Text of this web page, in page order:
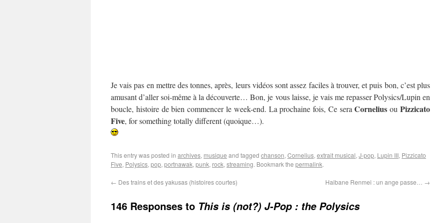
Je vais pas en mettre des tonnes, après, leurs vidéos sont assez faciles à trouver, et puis bon, c’est plus
amusant d’aller soi-même à la découverte… Bon, je vous laisse, je vais me repasser Polysics/Lupin en
boucle, histoire de bien commencer le week-end. La prochaine fois, Ce seraCornelius ouPizzicato
Five, for something totally different (quoique…).
This entry was posted in archives, musique and tagged chanson, Cornelius, extrait musical, J-pop, Lupin III, Pizzicato
Five, Polysics, pop, portnawak, punk, rock, streaming. Bookmark the permalink.
← Des trains et des yakusas (histoires courtes) Haibane Renmei : un ange passe… →
146 Responses to This is (not?) J-Pop : the Polysics